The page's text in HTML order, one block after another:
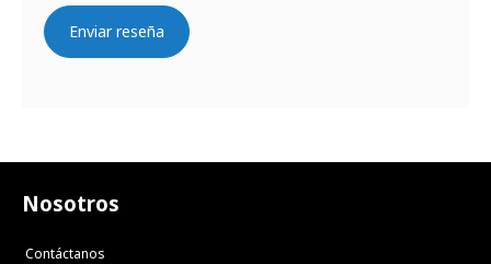
Enviar reseña
Nosotros
Contáctanos